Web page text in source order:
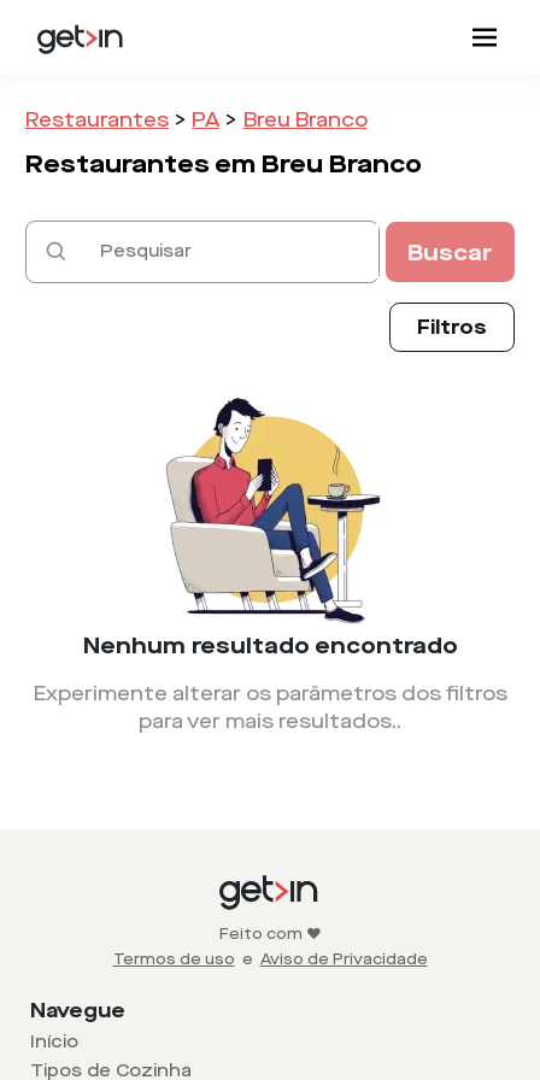
Restaurantes > PA > Breu Branco
Restaurantes em Breu Branco
Buscar
Filtros
Nenhum resultado encontrado
Experimente alterar os parâmetros dos filtros
para ver mais resultados..
Feito com ❤️
Termos de uso e Aviso de Privacidade
Navegue
Início
Tipos de Cozinha